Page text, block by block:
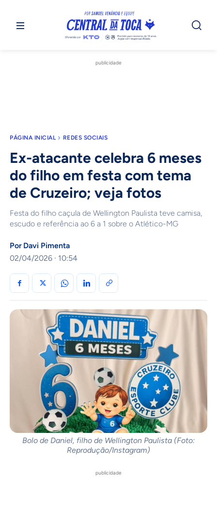
publicidade
PÁGINA INICIAL REDES SOCIAIS
Ex-atacante celebra 6 meses
do filho em festa com tema
de Cruzeiro; veja fotos
Festa do filho caçula de Wellington Paulista teve camisa,
escudo e referência ao 6 a 1 sobre o Atlético-MG
Por Davi Pimenta
02/04/2026 · 10:54
Bolo de Daniel, filho de Wellington Paulista (Foto:
Reprodução/Instagram)
publicidade